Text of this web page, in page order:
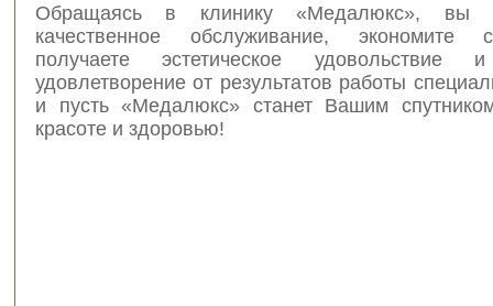
Обращаясь в клинику «Медалюкс», вы
качественное обслуживание, экономите
получаете эстетическое удовольствие
удовлетворение от результатов работы
и пусть «Медалюкс» станет Вашим
красоте и здоровью!